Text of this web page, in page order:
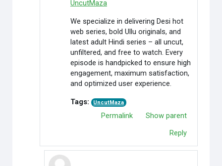
UncutMaza
We specialize in delivering Desi hot
web series, bold Ullu originals, and
latest adult Hindi series – all uncut,
unfiltered, and free to watch. Every
episode is handpicked to ensure high
engagement, maximum satisfaction,
and optimized user experience.
Tags: UncutMaza
Permalink
Show parent
Reply